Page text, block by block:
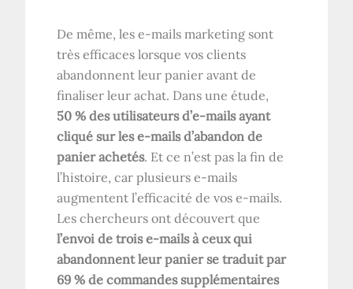
De même, les e-mails marketing sont
très efficaces lorsque vos clients
abandonnent leur panier avant de
finaliser leur achat. Dans une étude,
50 % des utilisateurs d’e-mails ayant
cliqué sur les e-mails d’abandon de
panier achetés. Et ce n’est pas la fin de
l’histoire, car plusieurs e-mails
augmentent l’efficacité de vos e-mails.
Les chercheurs ont découvert que
l’envoi de trois e-mails à ceux qui
abandonnent leur panier se traduit par
69 % de commandes supplémentaires